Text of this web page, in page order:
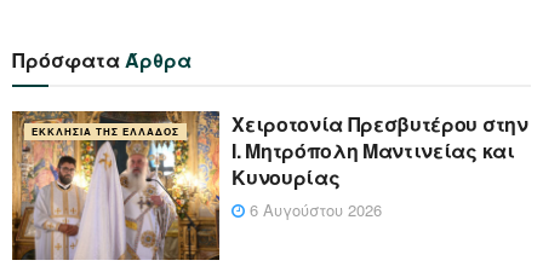
ΠρόσφαταΆρθρα
ΕΚΚΛΗΣΊΑ ΤΗΣ ΕΛΛΆΔΟΣ
Xειροτονία Πρεσβυτέρου στην
Ι. Μητρόπολη Μαντινείας και
Κυνουρίας
6 Αυγούστου 2026